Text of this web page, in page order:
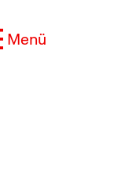
Menü